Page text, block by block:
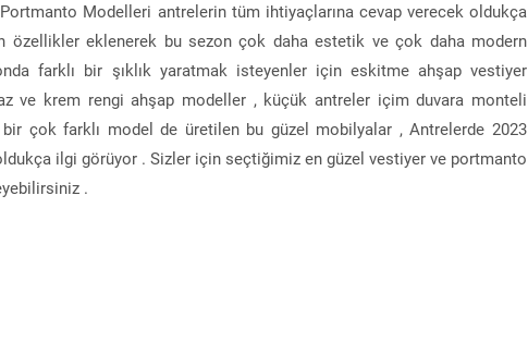
Portmanto Modelleri antrelerin tüm ihtiyaçlarına cevap verecek oldukça
özellikler eklenerek bu sezon çok daha estetik ve çok daha modern
farklı bir şıklık yaratmak isteyenler için eskitme ahşap vestiyer
ve krem rengi ahşap modeller , küçük antreler içim duvara monteli
çok farklı model de üretilen bu güzel mobilyalar , Antrelerde 2023
ilgi görüyor . Sizler için seçtiğimiz en güzel vestiyer ve portmanto
.